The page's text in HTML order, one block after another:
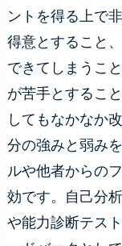
ントを得る上で
得意とすること
できてしまうこ
が苦手とするこ
してもなかなか
分の強みと弱み
ルや他者からの
効です。自己分
や能力診断テス